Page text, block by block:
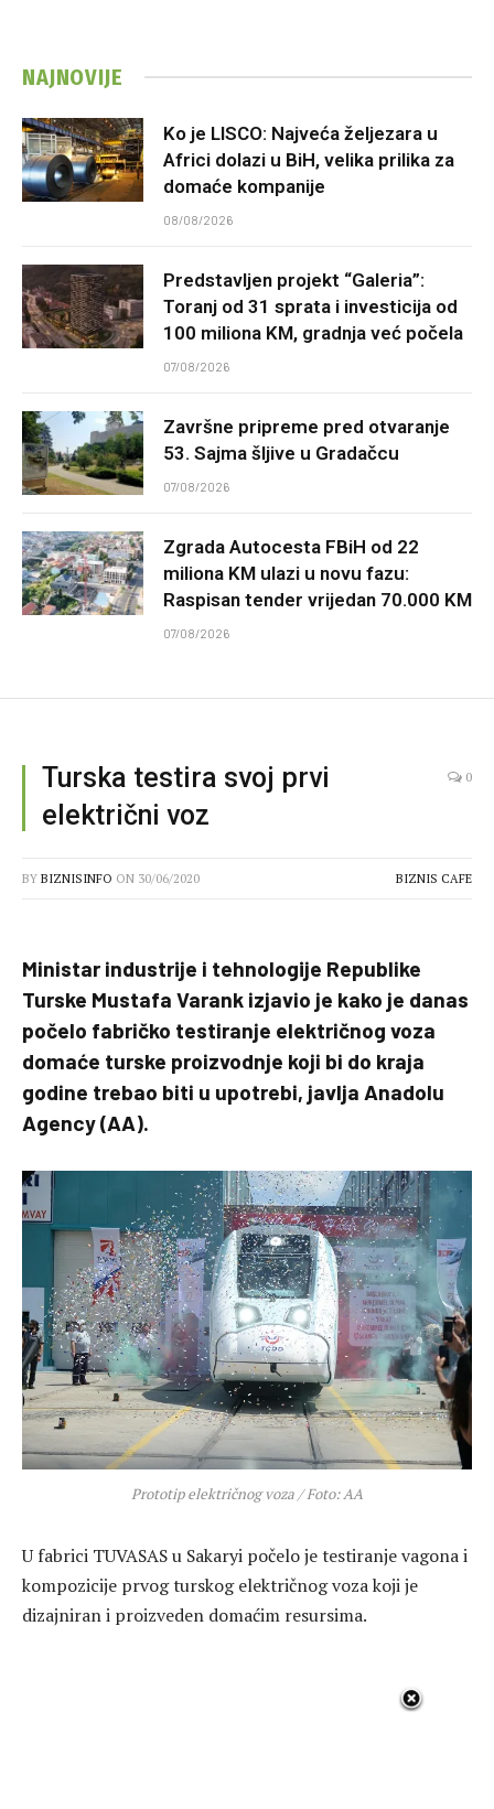
NAJNOVIJE
Ko je LISCO: Najveća željezara u
Africi dolazi u BiH, velika prilika za
domaće kompanije
08/08/2026
Predstavljen projekt “Galeria”:
Toranj od 31 sprata i investicija od
100 miliona KM, gradnja već počela
07/08/2026
Završne pripreme pred otvaranje
53. Sajma šljive u Gradačcu
07/08/2026
Zgrada Autocesta FBiH od 22
miliona KM ulazi u novu fazu:
Raspisan tender vrijedan 70.000 KM
07/08/2026
Turska testira svoj prvi
električni voz
0
BY BIZNISINFO ON 30/06/2020 BIZNIS CAFE
Ministar industrije i tehnologije Republike
Turske Mustafa Varank izjavio je kako je danas
počelo fabričko testiranje električnog voza
domaće turske proizvodnje koji bi do kraja
godine trebao biti u upotrebi, javlja Anadolu
Agency (AA).
Prototip električnog voza / Foto: AA
U fabrici TUVASAS u Sakaryi počelo je testiranje vagona i
kompozicije prvog turskog električnog voza koji je
dizajniran i proizveden domaćim resursima.